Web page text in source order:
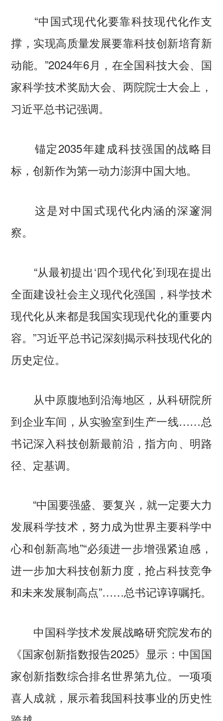
“中国式现代化要靠科技现代化作支
撑，实现高质量发展要靠科技创新培育新
动能。”2024年6月，在全国科技大会、国
家科学技术奖励大会、两院院士大会上，
习近平总书记强调。
锚定2035年建成科技强国的战略目
标，创新作为第一动力澎湃中国大地。
这是对中国式现代化内涵的深邃洞
察。
“从最初提出‘四个现代化’到现在提出
全面建设社会主义现代化强国，科学技术
现代化从来都是我国实现现代化的重要内
容。”习近平总书记深刻揭示科技现代化的
历史定位。
从中原腹地到沿海地区，从科研院所
到企业车间，从实验室到生产一线……总
书记深入科技创新最前沿，指方向、明路
径、定基调。
“中国要强盛、要复兴，就一定要大力
发展科学技术，努力成为世界主要科学中
心和创新高地”“必须进一步增强紧迫感，
进一步加大科技创新力度，抢占科技竞争
和未来发展制高点”……总书记谆谆嘱托。
中国科学技术发展战略研究院发布的
《国家创新指数报告2025》显示：中国国
家创新指数综合排名世界第九位。一项项
喜人成就，展示着我国科技事业的历史性